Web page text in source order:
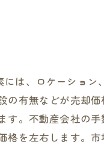
は、ロケーション
有無などが売却
。不動産会社の
を左右します。